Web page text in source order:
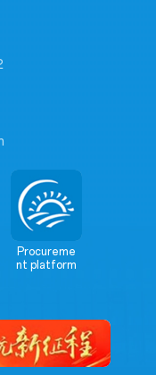
Procureme
nt platform